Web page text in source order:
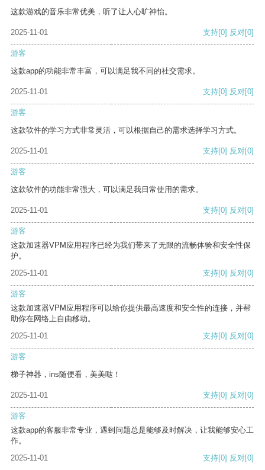
这款游戏的音乐非常优美，听了让人心旷神怡。
2025-11-01 支持[0] 反对[0]
游客
这款app的功能非常丰富，可以满足我不同的社交需求。
2025-11-01 支持[0] 反对[0]
游客
这款软件的学习方式非常灵活，可以根据自己的需求选择学习方式。
2025-11-01 支持[0] 反对[0]
游客
这款软件的功能非常强大，可以满足我日常使用的需求。
2025-11-01 支持[0] 反对[0]
游客
这款加速器VPM应用程序已经为我们带来了无限的流畅体验和安全性保
护。
2025-11-01
支持[0] 反对[0]
游客
这款加速器VPM应用程序可以给你提供最高速度和安全性的连接，并帮
助你在网络上自由移动。
2025-11-01
支持[0] 反对[0]
游客
梯子神器，ins随便看，美美哒！
2025-11-01 支持[0] 反对[0]
游客
这款app的客服非常专业，遇到问题总是能够及时解决，让我能够安心工
作。
2025-11-01
支持[0] 反对[0]